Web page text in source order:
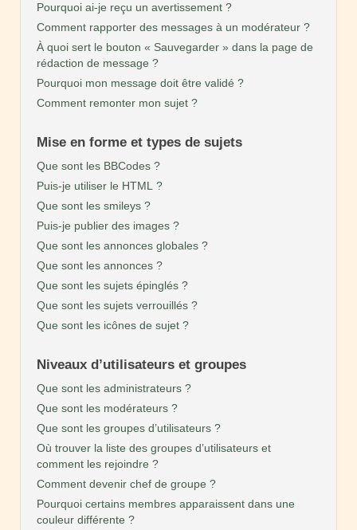
Pourquoi ai-je reçu un avertissement ?
Comment rapporter des messages à un modérateur ?
À quoi sert le bouton « Sauvegarder » dans la page de
rédaction de message ?
Pourquoi mon message doit être validé ?
Comment remonter mon sujet ?
Mise en forme et types de sujets
Que sont les BBCodes ?
Puis-je utiliser le HTML ?
Que sont les smileys ?
Puis-je publier des images ?
Que sont les annonces globales ?
Que sont les annonces ?
Que sont les sujets épinglés ?
Que sont les sujets verrouillés ?
Que sont les icônes de sujet ?
Niveaux d’utilisateurs et groupes
Que sont les administrateurs ?
Que sont les modérateurs ?
Que sont les groupes d’utilisateurs ?
Où trouver la liste des groupes d’utilisateurs et
comment les rejoindre ?
Comment devenir chef de groupe ?
Pourquoi certains membres apparaissent dans une
couleur différente ?